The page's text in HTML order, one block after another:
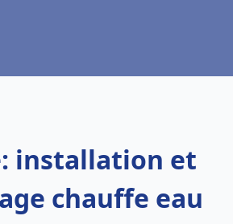
installation et
chauffe eau